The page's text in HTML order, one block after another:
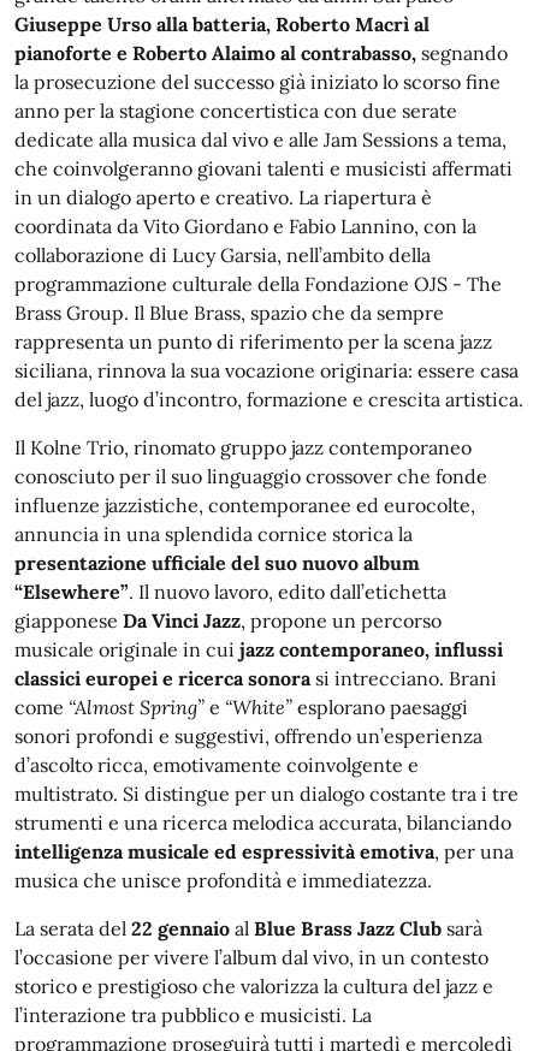
Giuseppe Urso alla batteria, Roberto Macrì al
pianoforte e Roberto Alaimo al contrabasso, segnando
la prosecuzione del successo già iniziato lo scorso fine
anno per la stagione concertistica con due serate
dedicate alla musica dal vivo e alle Jam Sessions a tema,
che coinvolgeranno giovani talenti e musicisti affermati
in un dialogo aperto e creativo. La riapertura è
coordinata da Vito Giordano e Fabio Lannino, con la
collaborazione di Lucy Garsia, nell’ambito della
programmazione culturale della Fondazione OJS - The
Brass Group. Il Blue Brass, spazio che da sempre
rappresenta un punto di riferimento per la scena jazz
siciliana, rinnova la sua vocazione originaria: essere casa
del jazz, luogo d’incontro, formazione e crescita artistica.
Il Kolne Trio, rinomato gruppo jazz contemporaneo
conosciuto per il suo linguaggio crossover che fonde
influenze jazzistiche, contemporanee ed eurocolte,
annuncia in una splendida cornice storica la
presentazione ufficiale del suo nuovo album
“Elsewhere”. Il nuovo lavoro, edito dall’etichetta
giapponese Da Vinci Jazz, propone un percorso
musicale originale in cui jazz contemporaneo, influssi
classici europei e ricerca sonorasi intrecciano. Brani
come “Almost Spring” e “White” esplorano paesaggi
sonori profondi e suggestivi, offrendo un’esperienza
d’ascolto ricca, emotivamente coinvolgente e
multistrato. Si distingue per un dialogo costante tra i tre
strumenti e una ricerca melodica accurata, bilanciando
intelligenza musicale ed espressività emotiva, per una
musica che unisce profondità e immediatezza.
La serata del 22 gennaio al Blue Brass Jazz Club sarà
l’occasione per vivere l’album dal vivo, in un contesto
storico e prestigioso che valorizza la cultura del jazz e
l’interazione tra pubblico e musicisti. La
programmazione proseguirà tutti i martedì e mercoledì